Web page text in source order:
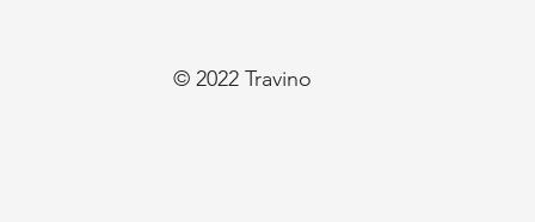
© 2022 Travino